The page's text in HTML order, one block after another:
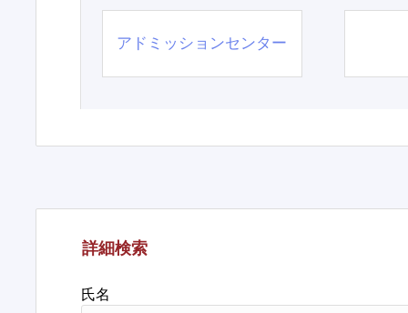
アドミッションセンター
詳細検索
氏名